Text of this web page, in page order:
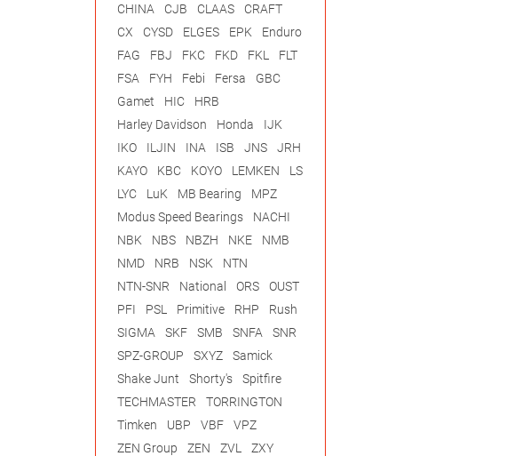
CHINA
CJB CLAAS
CRAFT
CX
CYSD ELGES EPK
Enduro
FAG
FBJ FKC FKD FKL
FLT
FSA
FYH Febi Fersa
GBC
Gamet
HIC
HRB
Harley Davidson
Honda
IJK
IKO
ILJIN INA ISB JNS
JRH
KAYO
KBC KOYO LEMKEN
LS
LYC
LuK MB Bearing
MPZ
Modus Speed Bearings
NACHI
NBK
NBS NBZH NKE
NMB
NMD
NRB NSK
NTN
NTN-SNR
National ORS
OUST
PFI
PSL Primitive RHP
Rush
SIGMA
SKF SMB SNFA
SNR
SPZ-GROUP
SXYZ
Samick
Shake Junt
Shorty's
Spitfire
TECHMASTER
TORRINGTON
Timken
UBP VBF
VPZ
ZEN Group
ZEN ZVL
ZXY